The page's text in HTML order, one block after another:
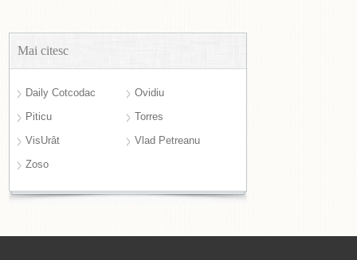
Mai citesc
Daily Cotcodac
Ovidiu
Piticu
Torres
VisUrât
Vlad Petreanu
Zoso